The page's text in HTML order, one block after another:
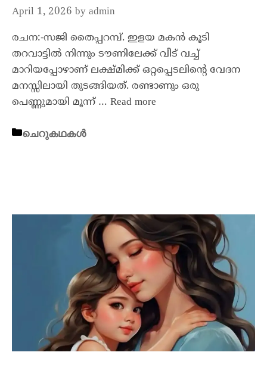
April 1, 2026 by admin
രചന:-സജി തൈപ്പറമ്പ്. ഇളയ മകൻ കൂടി
തറവാട്ടിൽ നിന്നും ടൗണിലേക്ക് വീട് വച്ച്
മാറിയപ്പോഴാണ് ലക്ഷ്മിക്ക് ഒറ്റപ്പെടലിൻ്റെ വേദന
മനസ്സിലായി തുടങ്ങിയത്. രണ്ടാണും ഒരു
പെണ്ണുമായി മൂന്ന് … Read more
ചെറുകഥകൾ